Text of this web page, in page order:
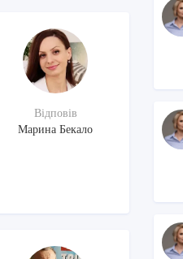
Відповів
Марина Бекало